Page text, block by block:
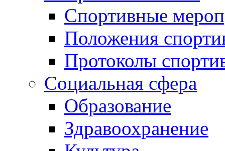
Спортивные
Положения
Протоколы
Социальная сфера
Образование
Здравоохранение